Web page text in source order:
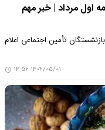
اول مرداد | خبر مهم
تأمین اجتماعی اعلام
۱۴۰۴/۰۵/۰۱ ۱۴:۵۶